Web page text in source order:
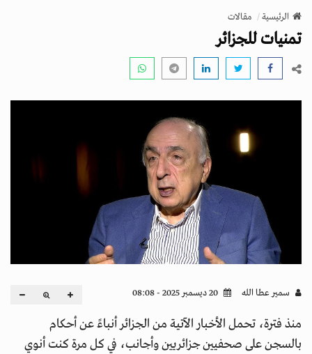
v
g
الرئيسية مقالات
تمنيات للجزائر
سمير عطا الله
منذ فترة، تحمل الأخبار الآتية من الجزائر أنباءً عن أحكام
بالسجن على صحفيين جزائريين وأجانب، في كل مرة كنت أنوي